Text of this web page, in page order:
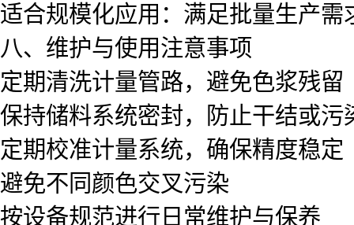
适合规模化应用：满足批量生产需
八、维护与使用注意事项
定期清洗计量管路，避免色浆残留
保持储料系统密封，防止干结或污
定期校准计量系统，确保精度稳定
避免不同颜色交叉污染
按设备规范进行日常维护与保养